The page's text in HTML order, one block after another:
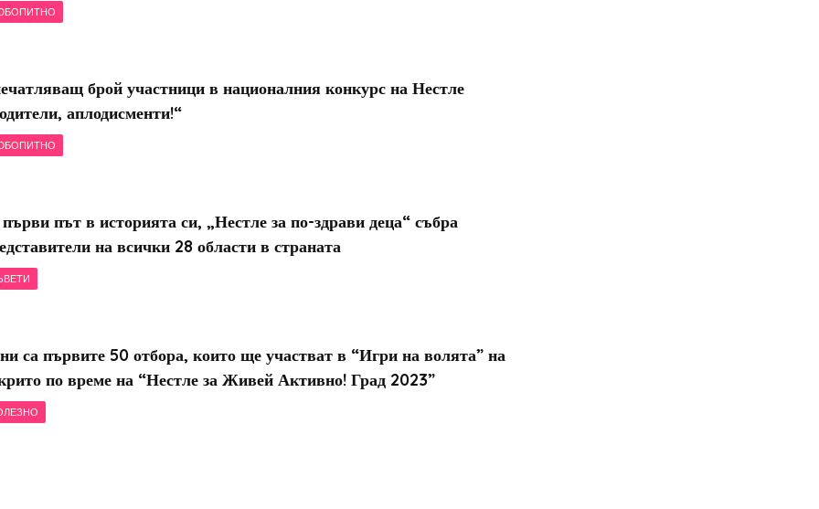
брой участници в националния конкурс на Нестле
аплодисменти!“
път в историята си, „Нестле за по-здрави деца“ събра
на всички 28 области в страната
са първите 50 отбора, които ще участват в “Игри на волята” на
по време на “Нестле за Живей Активно! Град 2023”